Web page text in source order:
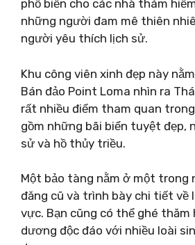
phổ biến cho các nhà thám
những người đam mê thiên
người yêu thích lịch sử.
Khu công viên xinh đẹp này
Bán đảo Point Loma nhìn ra
rất nhiều điểm tham quan
gồm những bãi biển tuyệt đẹp,
sử và hồ thủy triều.
Một bảo tàng nằm ở một trong
đăng cũ và trình bày chi tiết về
vực. Bạn cũng có thể ghé thăm
dương độc đáo với nhiều loài